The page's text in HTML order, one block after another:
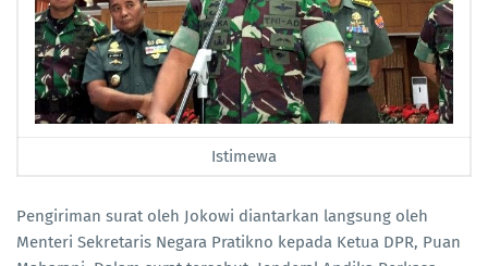
Istimewa
Pengiriman surat oleh Jokowi diantarkan langsung oleh
Menteri Sekretaris Negara Pratikno kepada Ketua DPR, Puan